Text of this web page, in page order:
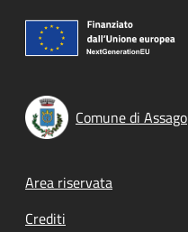
Comune di Assago
Footer menu
Area riservata
Crediti